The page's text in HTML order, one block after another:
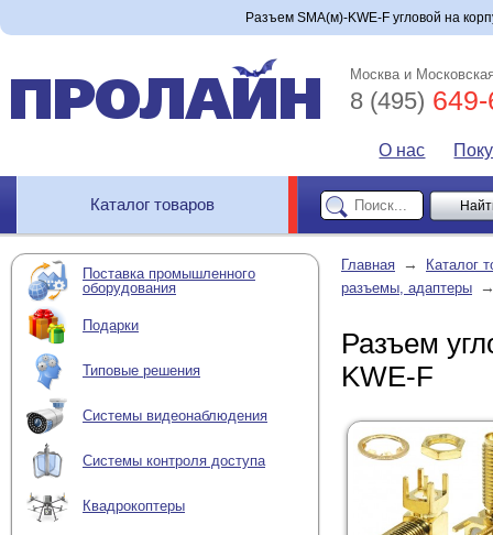
Разъем SMA(м)-KWE-F угловой на
Москва и
8 (495)
О нас
Каталог товаров
Поставка промышленного
оборудования
Подарки
Типовые решения
Системы видеонаблюдения
Системы контроля доступа
Квадрокоптеры
Главная →
Каталог
разъемы, адаптеры
Разъем
KWE-F